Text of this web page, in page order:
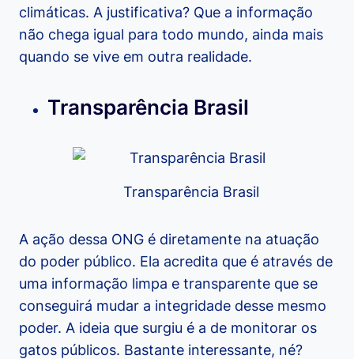
climáticas. A justificativa? Que a informação
não chega igual para todo mundo, ainda mais
quando se vive em outra realidade.
Transparência Brasil
Transparência Brasil
A ação dessa ONG é diretamente na atuação
do poder público. Ela acredita que é através de
uma informação limpa e transparente que se
conseguirá mudar a integridade desse mesmo
poder. A ideia que surgiu é a de monitorar os
gatos públicos. Bastante interessante, né?